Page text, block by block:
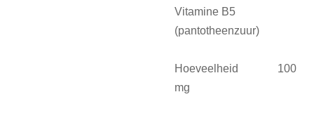
Vitamine B5
(pantotheenzuur)
Hoeveelheid 100
mg